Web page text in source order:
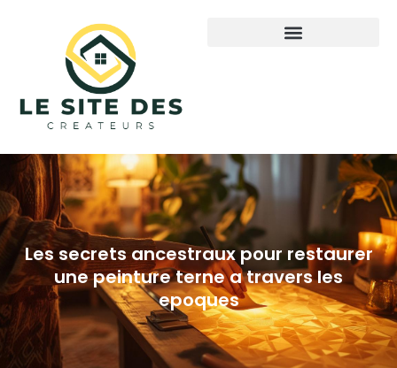
Les secrets ancestraux pour restaurer
une peinture terne a travers les
epoques